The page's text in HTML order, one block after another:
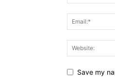
Save my